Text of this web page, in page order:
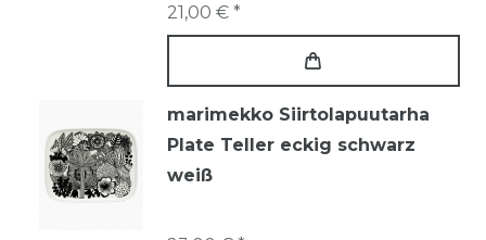
21,00 € *
marimekko Siirtolapuutarha
Plate Teller eckig schwarz
weiß